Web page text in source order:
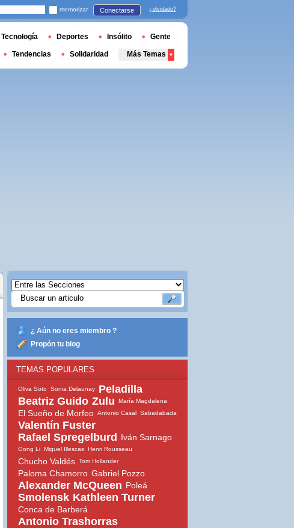
¿ Aún no eres miembro ?
Propón tu blog
TEMAS POPULARES
Oliva Soto Sonia Delaunay
Peladilla
Beatriz Guido Zulu María Magdalena
El Sueño de Morfeo Antonio Casal Sabadabada
Valentín Fuster
Rafael Spregelburd
Iván Sarnago
Gong Li Miguel Illescas Henri Rousseau
Chucho Valdés Tom Hollander
Paloma Chamorro Gabriel Pozzo
Alexander McQueen Poleá
Smolensk Kathleen Turner
Conca de Barberá
Antonio Trashorras
memorizar Conectarse ¿olvidado?
Tecnología Deportes Insólito Gente
Tendencias Solidaridad Más Temas